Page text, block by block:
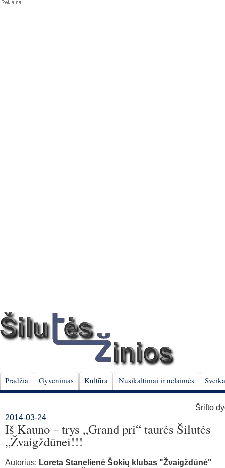
Pradžia Gyvenimas Kultūra Nusikaltimai ir nelaimės
Šrifto
2014-03-24
Iš Kauno – trys „Grand pri“ taurės Šilutės
„Žvaigždūnei!!!
Autorius: Loreta Stanelienė Šokių klubas "Žvaigždūnė"